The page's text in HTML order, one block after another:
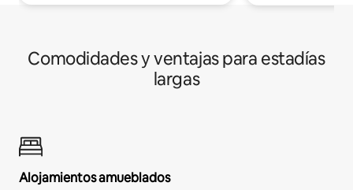
Comodidades y ventajas para estadías
largas
Alojamientos amueblados